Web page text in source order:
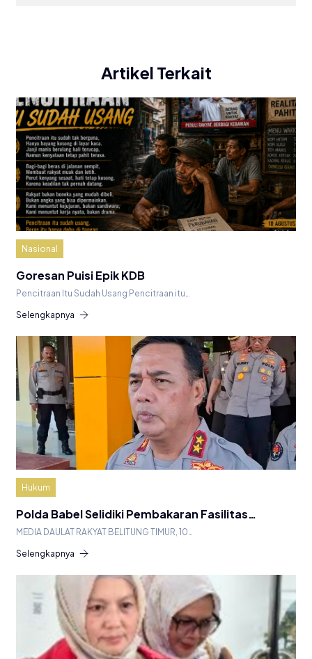
Artikel Terkait
Nasional
Goresan Puisi Epik KDB
Pencitraan Itu Sudah Usang Pencitraan itu…
Selengkapnya
Hukum
Polda Babel Selidiki Pembakaran Fasilitas…
MEDIA DAULAT RAKYAT BELITUNG TIMUR, 10…
Selengkapnya